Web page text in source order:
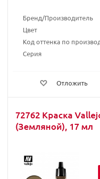
Бренд/Производитель
Цвет
Код оттенка по
Серия
Отложить
72762 Краска
(Земляной), 17 мл